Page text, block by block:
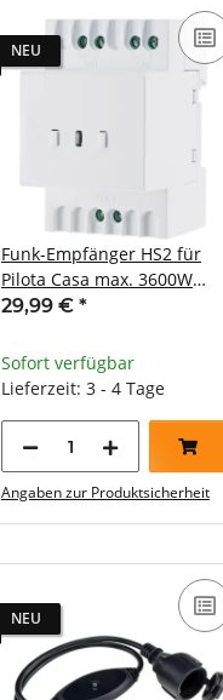
NEU
Funk-Empfänger HS2 für
Pilota Casa max. 3600W
2fach Schalter f.
29,99 € *
Sofort verfügbar
Lieferzeit: 3 - 4 Tage
Angaben zur Produktsicherheit
NEU